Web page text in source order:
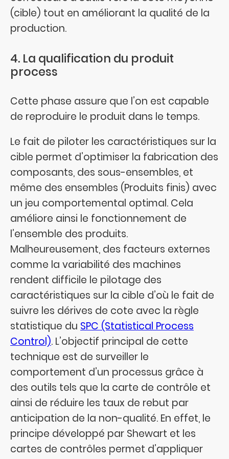
(cible) tout en améliorant la qualité de la
production.
4. La qualification du produit
process
Cette phase assure que l’on est capable
de reproduire le produit dans le temps.
Le fait de piloter les caractéristiques sur la
cible permet d’optimiser la fabrication des
composants, des sous-ensembles, et
même des ensembles (Produits finis) avec
un jeu comportemental optimal. Cela
améliore ainsi le fonctionnement de
l’ensemble des produits.
Malheureusement, des facteurs externes
comme la variabilité des machines
rendent difficile le pilotage des
caractéristiques sur la cible d’où le fait de
suivre les dérives de cote avec la règle
statistique du SPC (Statistical Process
Control). L’objectif principal de cette
technique est de surveiller le
comportement d’un processus grâce à
des outils tels que la carte de contrôle et
ainsi de réduire les taux de rebut par
anticipation de la non-qualité. En effet, le
principe développé par Shewart et les
cartes de contrôles permet d’appliquer